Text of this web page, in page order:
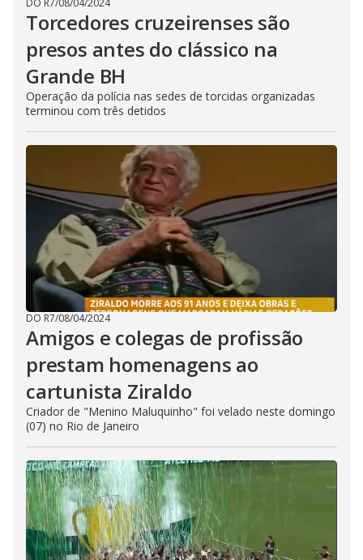
DO R7/08/04/2024
Torcedores cruzeirenses são
presos antes do clássico na
Grande BH
Operação da polícia nas sedes de torcidas organizadas
terminou com três detidos
DO R7/08/04/2024
Amigos e colegas de profissão
prestam homenagens ao
cartunista Ziraldo
Criador de "Menino Maluquinho" foi velado neste domingo
(07) no Rio de Janeiro